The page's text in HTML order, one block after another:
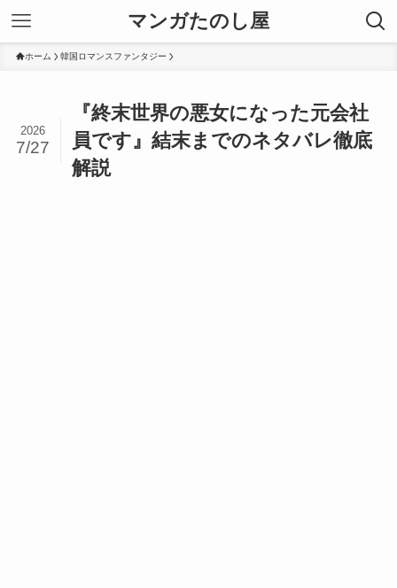
マンガたのし屋
ホーム 韓国ロマンスファンタジー
『終末世界の悪女になった元会社
員です』結末までのネタバレ徹底
解説
2026
7/27